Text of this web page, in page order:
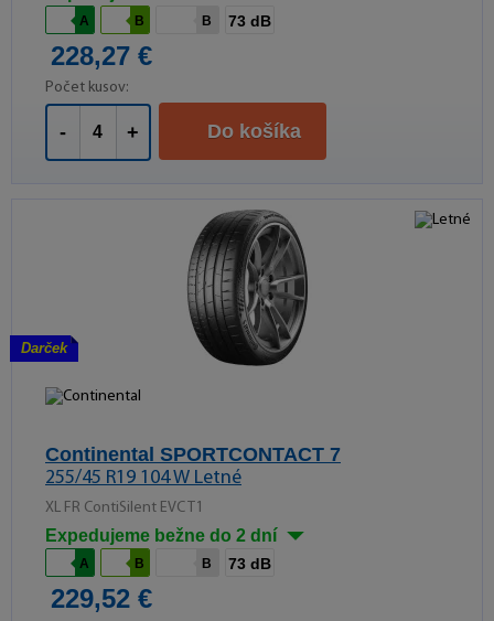
A B B 73 dB
228,27 €
Počet kusov:
- + Do košíka
Darček
Continental SPORTCONTACT 7
255/45 R19 104 W Letné
XL FR ContiSilent EVC T1
Expedujeme bežne do 2 dní
A B B 73 dB
229,52 €